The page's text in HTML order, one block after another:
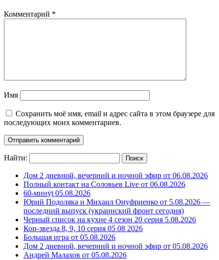
Комментарий *
Имя
Сохранить моё имя, email и адрес сайта в этом браузере для
последующих моих комментариев.
Найти:
Дом 2 дневной, вечерний и ночной эфир от 06.08.2026
Полный контакт на Соловьев Live от 06.08.2026
60-минẏƫ 05.08.2026
Юрий Подоляка и Михаил Онуфриенко от 5.08.2026 —
последний выпуск (украинский фронт сегодня)
Черный список на кухне 4 сезон 20 серия 5.08.2026
Коп-звезда 8, 9, 10 серия 05 08 2026
Большая игра от 05.08.2026
Дом 2 дневной, вечерний и ночной эфир от 05.08.2026
Андрей Малахов от 05.08.2026